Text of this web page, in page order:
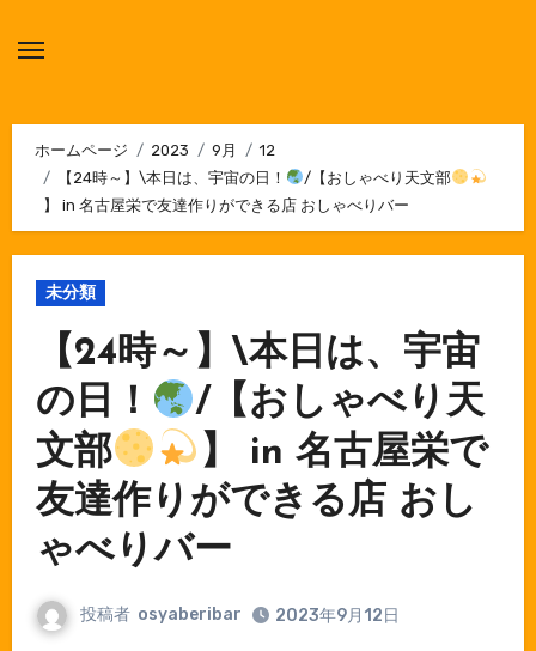
ホームページ 2023 9月
12
【24時～】\本日は、宇宙の日！
/【おしゃべり天文部
】 in 名古屋栄で友達作りができる店 おしゃべりバー
未分類
【24時～】\本日は、宇宙
の日！
/【おしゃべり天
文部
】 in 名古屋栄で
友達作りができる店 おし
ゃべりバー
投稿者 osyaberibar 2023年9月12日